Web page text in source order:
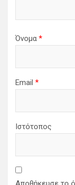
Όνομα *
Email *
Ιστότοπος